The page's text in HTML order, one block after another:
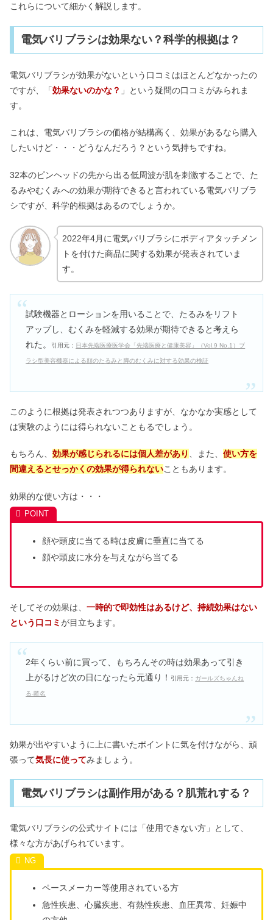
これらについて細かく解説します。
電気バリブラシは効果ない？科学的根拠は？
電気バリブラシが効果がないという口コミはほとんどなかったの
ですが、「効果ないのかな？ 」という疑問の口コミがみられま
す。
これは、電気バリブラシの価格が結構高く、効果があるなら購入
したいけど・・・どうなんだろう？という気持ちですね。
32本のピンヘッドの先から出る低周波が肌を刺激することで、た
るみやむくみへの効果が期待できると言われている電気バリブラ
シですが、科学的根拠はあるのでしょうか。
2022年4月に電気バリブラシにボディアタッチメン
トを付けた商品に関する効果が発表されていま
す。
試験機器とローションを用いることで、たるみをリフト
アップし、むくみを軽減する効果が期待できると考えら
れた。
引用元： 日本先端医療医学会「先端医療と健康美容」（Vol.9 No.1）ブ
ラシ型美容機器による顔のたるみと脚のむくみに対する効果の検証
このように根拠は発表されつつありますが、なかなか実感として
は実験のようには得られないこともるでしょう。
もちろん、 効果が感じられるには個人差があり 、また、 使い方を
間違えるとせっかくの効果が得られないこともあります。
効果的な使い方は・・・
顔や頭皮に当てる時は皮膚に垂直に当てる
顔や頭皮に水分を与えながら当てる
そしてその効果は、 一時的で即効性はあるけど、持続効果はない
という口コミ が目立ちます。
2年くらい前に買って、もちろんその時は効果あって引き
上がるけど次の日になったら元通り！
引用元： ガールズちゃんね
る-匿名
効果が出やすいように上に書いたポイントに気を付けながら、頑
張って気長に使ってみましょう。
電気バリブラシは副作用がある？肌荒れする？
電気バリブラシの公式サイトには「使用できない方」として、
様々な方があげられています。
ペースメーカー等使用されている方
急性疾患、心臓疾患、有熱性疾患、血圧異常、妊娠中